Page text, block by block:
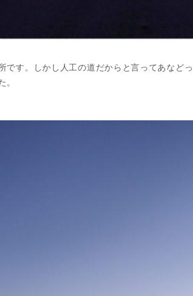
です。しかし人工の道だからと言ってあなど
。